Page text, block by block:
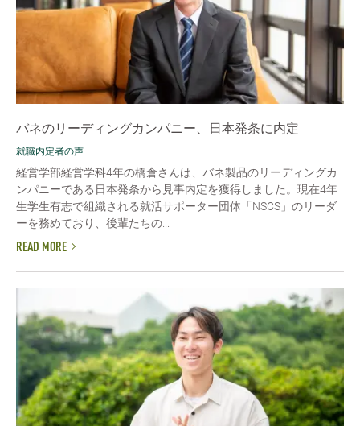
バネのリーディングカンパニー、日本発条に内定
就職内定者の声
経営学部経営学科4年の橋倉さんは、バネ製品のリーディングカ
ンパニーである日本発条から見事内定を獲得しました。現在4年
生学生有志で組織される就活サポーター団体「NSCS」のリーダ
ーを務めており、後輩たちの...
READ MORE